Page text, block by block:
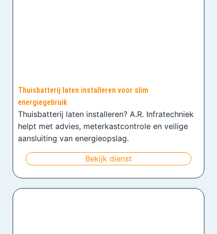
Thuisbatterij laten installeren voor slim
energiegebruik
Thuisbatterij laten installeren? A.R. Infratechniek
helpt met advies, meterkastcontrole en veilige
aansluiting van energieopslag.
Bekijk dienst